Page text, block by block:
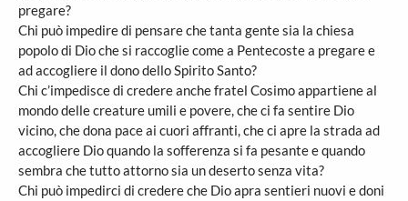
pregare?
Chi può impedire di pensare che tanta gente sia la chiesa
popolo di Dio che si raccoglie come a Pentecoste a pregare e
ad accogliere il dono dello Spirito Santo?
Chi c’impedisce di credere anche fratel Cosimo appartiene al
mondo delle creature umili e povere, che ci fa sentire Dio
vicino, che dona pace ai cuori affranti, che ci apre la strada ad
accogliere Dio quando la sofferenza si fa pesante e quando
sembra che tutto attorno sia un deserto senza vita?
Chi può impedirci di credere che Dio apra sentieri nuovi e doni